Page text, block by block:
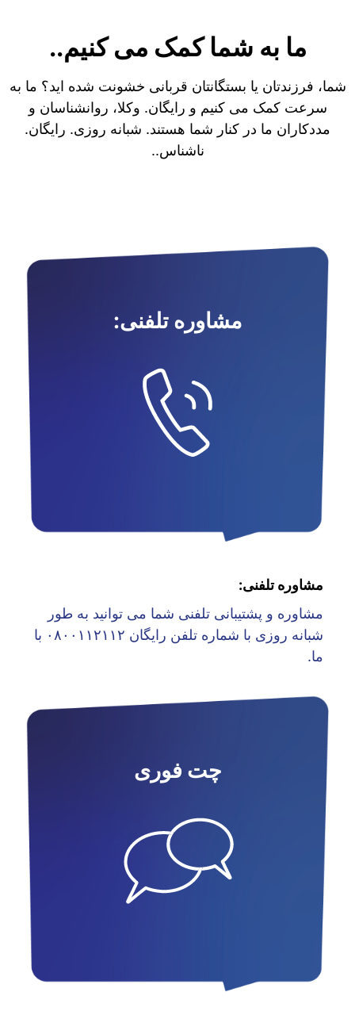
ما به شما کمک می کنیم..
شما، فرزندتان یا بستگانتان قربانی خشونت شده اید؟ ما به
سرعت کمک می کنیم و رایگان. وکلا، روانشناسان و
مددکاران ما در کنار شما هستند. شبانه روزی. رایگان.
ناشناس..
مشاوره تلفنی:
مشاوره تلفنی:
مشاوره و پشتیبانی تلفنی شما می توانید به طور
شبانه روزی با شماره تلفن رایگان ۰۸۰۰۱۱۲۱۱۲ با
ما.
چت فوری